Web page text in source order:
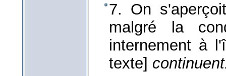
7. On
malgré la
internement à
texte]